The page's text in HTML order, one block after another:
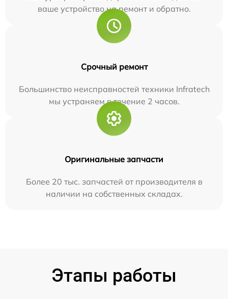
ваше устройство на ремонт и обратно.
Срочный ремонт
Большинство неисправностей техники Infratech
мы устраняем в течение 2 часов.
Оригинальные запчасти
Более 20 тыс. запчастей от производителя в
наличии на собственных складах.
Этапы работы